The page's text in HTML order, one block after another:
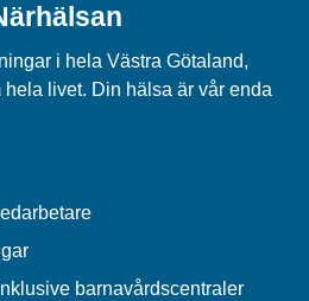
i hela Västra Götaland,
livet. Din hälsa är vår enda
barnavårdscentraler